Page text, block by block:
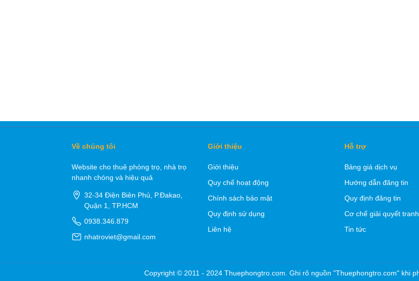
Về chúng tôi
Website cho thuê phòng trọ, nhà trọ
nhanh chóng và hiệu quả
32-34 Điện Biên Phủ, P.Đakao,
Quận 1, TP.HCM
0938.346.879
nhatroviet@gmail.com
Giới thiệu
Giới thiệu
Quy chế hoạt động
Chính sách bảo mật
Quy định sử dụng
Liên hệ
Hỗ trợ
Bảng giá dịch vụ
Hướng dẫn đăng tin
Quy định đăng tin
Cơ chế giải quyết
Tin tức
Copyright © 2011 - 2024 Thuephongtro.com. Ghi rõ nguồn "Thuephongtro.com" khi